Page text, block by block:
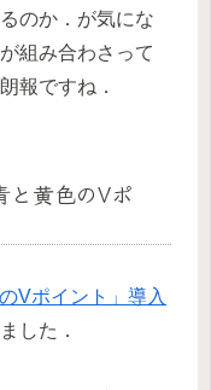
のか．が気にな
組み合わさって
報ですね．
と黄色のVポ
Vポイント」導入
した．